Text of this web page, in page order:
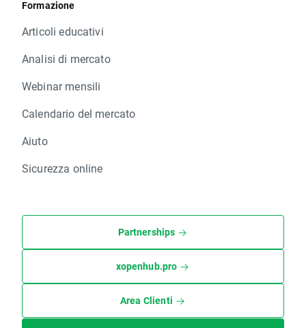
Formazione
Articoli educativi
Analisi di mercato
Webinar mensili
Calendario del mercato
Aiuto
Sicurezza online
Partnerships
xopenhub.pro
Area Clienti